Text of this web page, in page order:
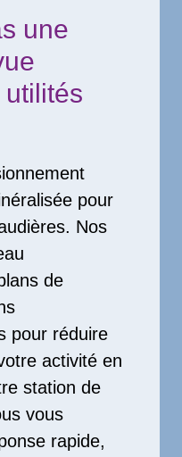
une
pour
Nos
de
pour réduire
activité en
station de
vous
rapide,